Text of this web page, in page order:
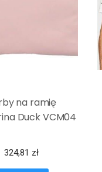
na ramię
Duck VCM04
324,81 zł